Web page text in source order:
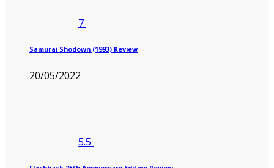
7
Samurai Shodown (1993) Review
20/05/2022
5.5